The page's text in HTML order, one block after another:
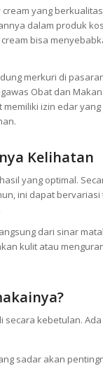
yang
dalam produk
bisa
merkuri di
Obat dan
izin edar
Kelihatan
yang optimal.
ini dapat
dari sinar
kulit atau
kebetulan.
sadar akan